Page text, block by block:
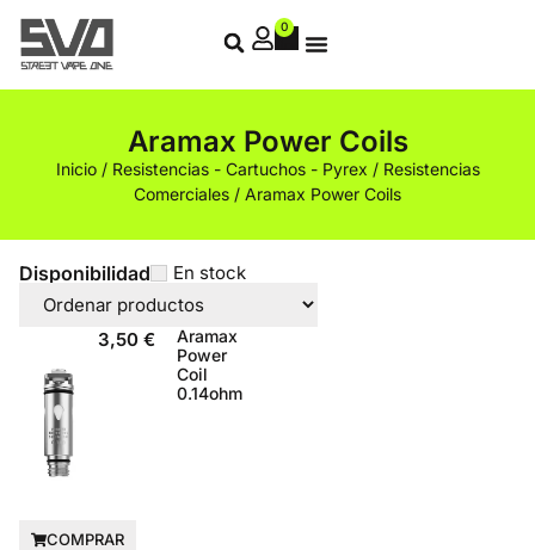
0
Aramax Power Coils
Inicio/ Resistencias - Cartuchos - Pyrex / Resistencias
Comerciales / Aramax Power Coils
Disponibilidad En stock
3,50 €
Aramax
Power
Coil
0.14ohm
COMPRAR